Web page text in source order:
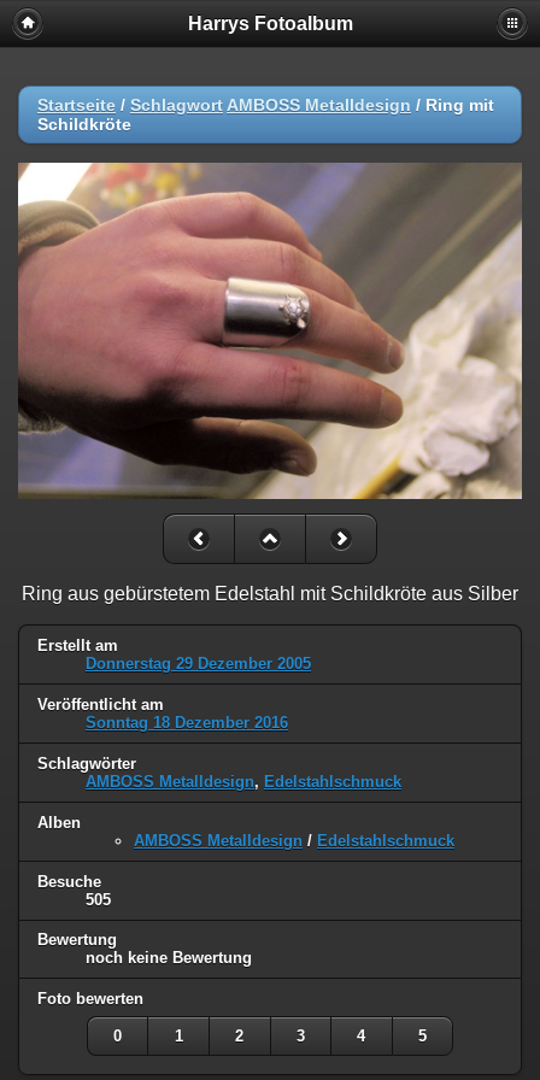
Harrys Fotoalbum
Startseite / Schlagwort AMBOSS Metalldesign / Ring mit
Schildkröte
Ring aus gebürstetem Edelstahl mit Schildkröte aus Silber
Erstellt am
Donnerstag 29 Dezember 2005
Veröffentlicht am
Sonntag 18 Dezember 2016
Schlagwörter
AMBOSS Metalldesign, Edelstahlschmuck
Alben
AMBOSS Metalldesign / Edelstahlschmuck
Besuche
505
Bewertung
noch keine Bewertung
Foto bewerten
0 1 2 3 4 5